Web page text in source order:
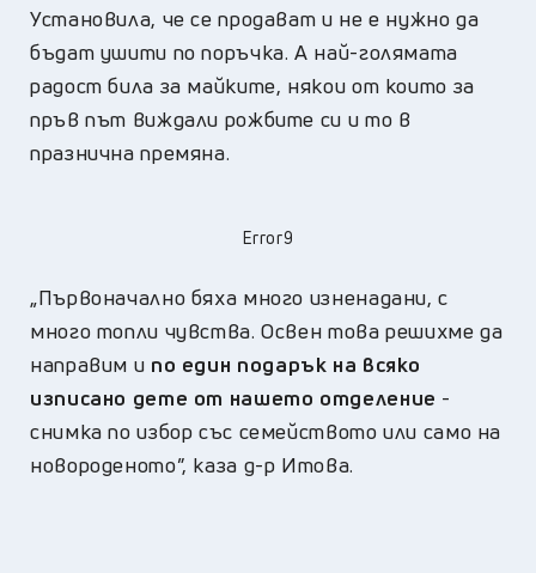
Установила, че се продават и не е нужно да
бъдат ушити по поръчка. А най-голямата
радост била за майките, някои от които за
пръв път виждали рожбите си и то в
празнична премяна.
Error9
„Първоначално бяха много изненадани, с
много топли чувства. Освен това решихме да
направим и по един подарък на всяко
изписано дете от нашето отделение -
снимка по избор със семейството или само на
новороденото”, каза д-р Итова.